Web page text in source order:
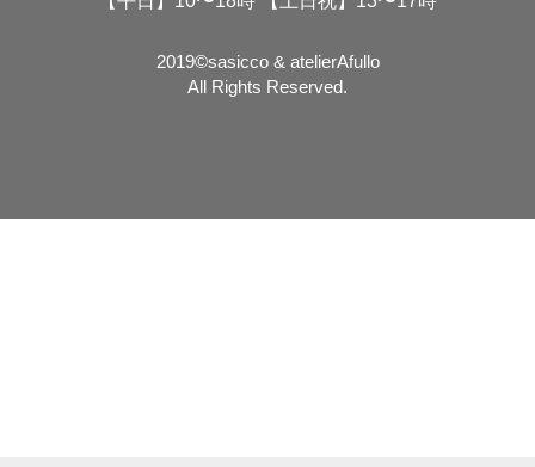
2019©️sasicco & atelierAfullo
All Rights Reserved.